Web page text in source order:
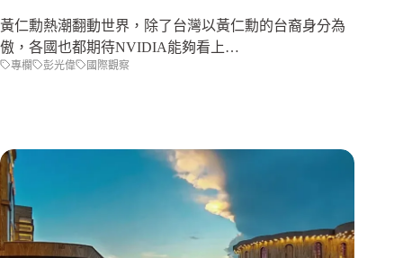
黃仁勳熱潮翻動世界，除了台灣以黃仁勳的台裔身分為
傲，各國也都期待NVIDIA能夠看上…
專欄 彭光偉 國際觀察